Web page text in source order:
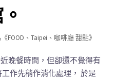
FOOD 、 Taipei 、 咖啡廳 甜點》
晚餐時間，但卻還不覺得有
作先稍作消化處理， 於是